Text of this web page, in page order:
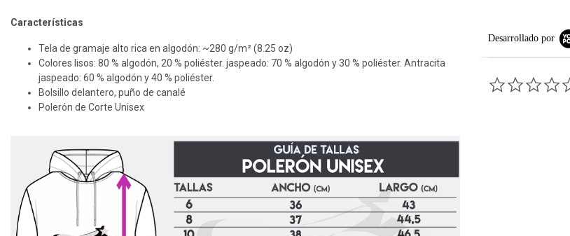
Características
Tela de gramaje alto rica en algodón: ~280 g/m² (8.25 oz)
Colores lisos: 80 % algodón, 20 % poliéster. jaspeado: 70 % algodón y 30 % poliéster. Antracita
jaspeado: 60 % algodón y 40 % poliéster.
Bolsillo delantero, puño de canalé
Polerón de Corte Unisex
Desarrollado por